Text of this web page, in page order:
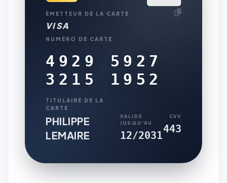
ÉMETTEUR DE LA CARTE
VISA
NUMÉRO DE CARTE
4929 5927
3215 1952
TITULAIRE DE LA
CARTE
PHILIPPE
LEMAIRE
VALIDE
JUSQU'AU
12/2031
CVV
443